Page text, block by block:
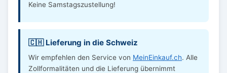
Keine Samstagszustellung!
🇨🇭 Lieferung in die Schweiz
Wir empfehlen den Service von MeinEinkauf.ch. Alle
Zollformalitäten und die Lieferung übernimmt